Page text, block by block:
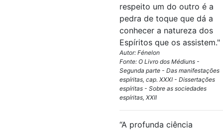
respeito um do outro é a
pedra de toque que dá a
conhecer a natureza dos
Espíritos que os assistem."
Autor: Fénelon
Fonte: O Livro dos Médiuns -
Segunda parte - Das manifestações
espíritas, cap. XXXI - Dissertações
espíritas - Sobre as sociedades
espíritas, XXII
“A profunda ciência